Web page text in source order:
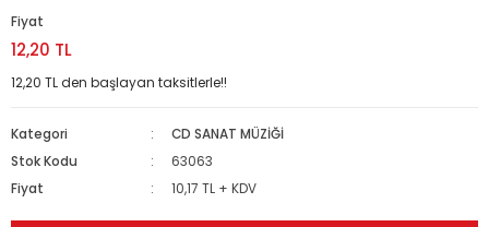
Fiyat
12,20 TL
12,20 TL den başlayan taksitlerle!!
Kategori
CD SANAT MÜZİĞİ
Stok Kodu
63063
Fiyat
10,17 TL + KDV